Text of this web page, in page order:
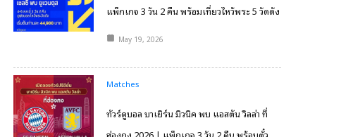
แพ็กเกจ 3 วัน 2 คืน พร้อมเที่ยวไหว้พระ 5 วัดดัง
May 19, 2026
Matches
ทัวร์ดูบอล บาเยิร์น มิวนิค พบ แอสตัน วิลล่า ที่